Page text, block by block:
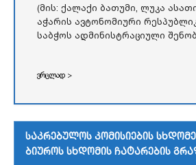
(მის: ქალაქი ბათუმი, ლუკა
აჭარის ავტონომიური
საბჭოს ადმინისტრაციული
ვრცლად >
საკრებულოს კომისიების
ბიუროს სხდომის ჩატარების